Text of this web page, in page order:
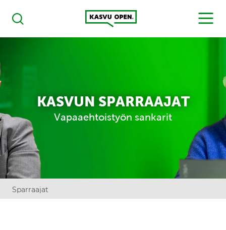
Haku
Kasvu Open
MENU
KASVUN SPARRAAJAT
Vapaaehtoistyön sankarit
Sparraajat